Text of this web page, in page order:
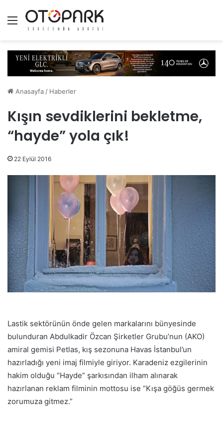
Menü
Anasayfa / Haberler
Kışın sevdiklerini bekletme,
“hayde” yola çık!
22 Eylül 2016
Lastik sektörünün önde gelen markalarını bünyesinde
bulunduran Abdulkadir Özcan Şirketler Grubu’nun (AKO)
amiral gemisi Petlas, kış sezonuna Havas İstanbul’un
hazırladığı yeni imaj filmiyle giriyor. Karadeniz ezgilerinin
hakim olduğu “Hayde” şarkısından ilham alınarak
hazırlanan reklam filminin mottosu ise “Kışa göğüs germek
zorumuza gitmez.”